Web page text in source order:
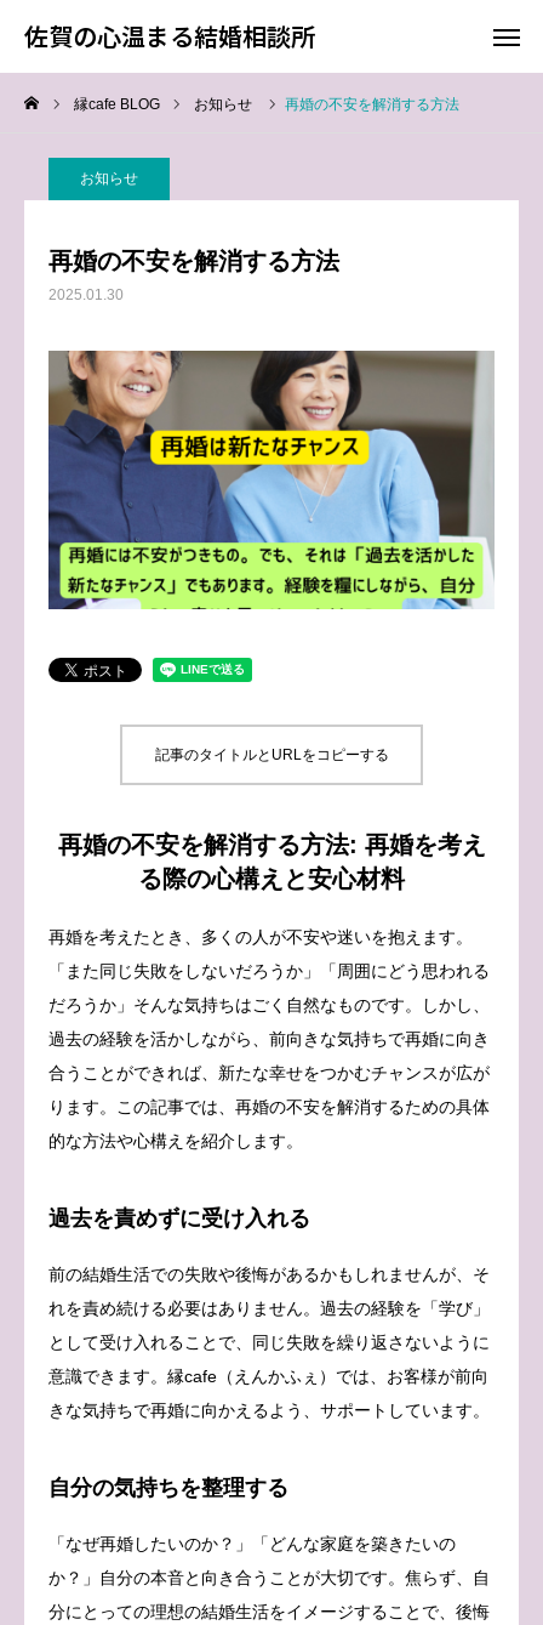
佐賀の心温まる結婚相談所
縁cafe BLOG お知らせ 再婚の不安を解消する方法
お知らせ
再婚の不安を解消する方法
2025.01.30
記事のタイトルとURLをコピーする
再婚の不安を解消する方法: 再婚を考え
る際の心構えと安心材料
再婚を考えたとき、多くの人が不安や迷いを抱えます。
「また同じ失敗をしないだろうか」「周囲にどう思われる
だろうか」そんな気持ちはごく自然なものです。しかし、
過去の経験を活かしながら、前向きな気持ちで再婚に向き
合うことができれば、新たな幸せをつかむチャンスが広が
ります。この記事では、再婚の不安を解消するための具体
的な方法や心構えを紹介します。
過去を責めずに受け入れる
前の結婚生活での失敗や後悔があるかもしれませんが、そ
れを責め続ける必要はありません。過去の経験を「学び」
として受け入れることで、同じ失敗を繰り返さないように
意識できます。縁cafe（えんかふぇ）では、お客様が前向
きな気持ちで再婚に向かえるよう、サポートしています。
自分の気持ちを整理する
「なぜ再婚したいのか？」「どんな家庭を築きたいの
か？」自分の本音と向き合うことが大切です。焦らず、自
分にとっての理想の結婚生活をイメージすることで、後悔
佐賀の心温まる結婚相談所
料金
TOP
成婚までの流れ
会員様からの喜びの声
よくあるご質問
ブログ